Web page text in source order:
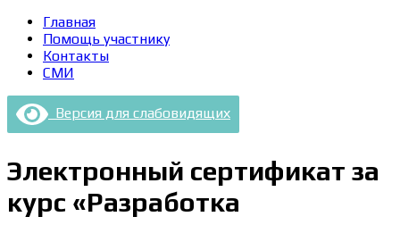
Главная
Помощь участнику
Контакты
СМИ
Версия для слабовидящих
Электронный сертификат за
курс «Разработка